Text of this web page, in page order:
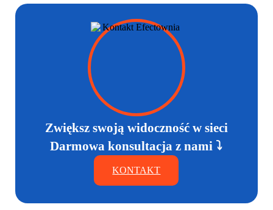
Zwiększ swoją widoczność w sieci
Darmowa konsultacja z nami ⤵
KONTAKT